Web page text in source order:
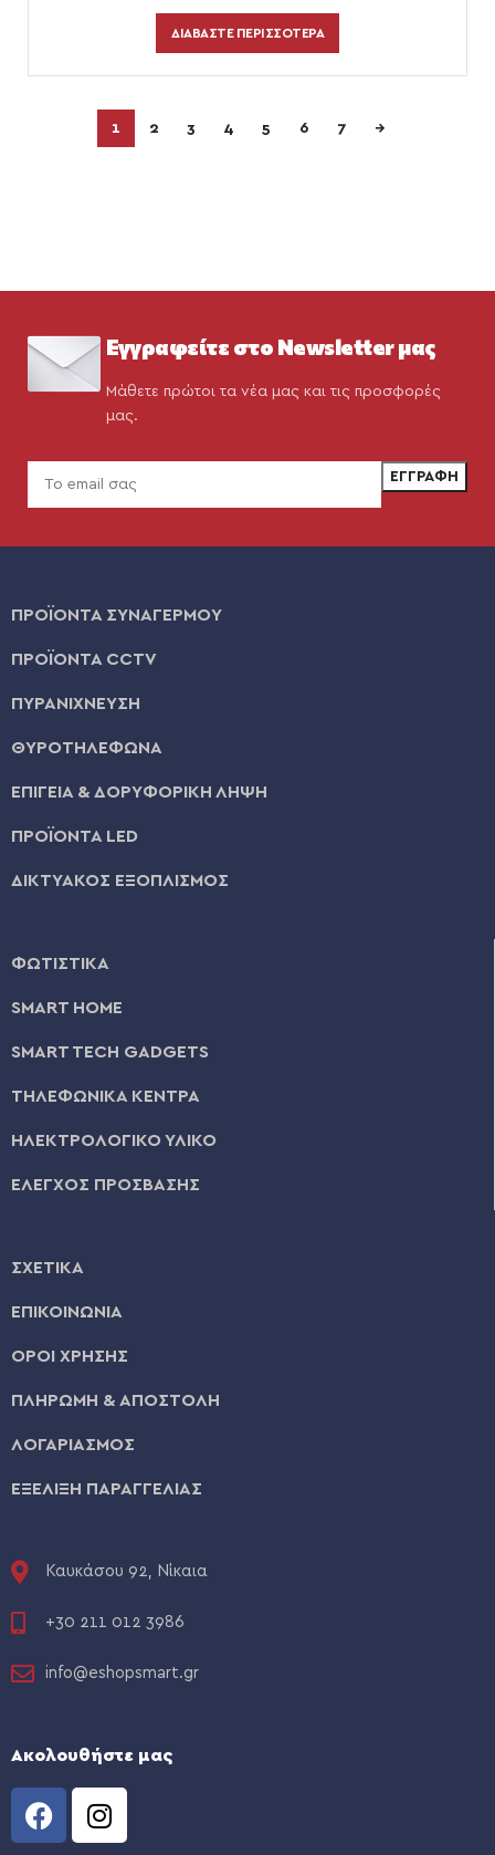
ΕΠΙΛΟΓΈΣ ΗΛΕΚΤΡΟΛΟΓΙΚΟΎ ΥΛΙΚΟΎ
ΔΙΑΒΆΣΤΕ ΠΕΡΙΣΣΌΤΕΡΑ
1 2 3 4 5 6 7 →
Εγγραφείτε στο Newsletter μας
Μάθετε πρώτοι τα νέα μας και τις προσφορές
μας.
ΠΡΟΪΟΝΤΑ ΣΥΝΑΓΕΡΜΟΥ
ΠΡΟΪΟΝΤΑ CCTV
ΠΥΡΑΝΙΧΝΕΥΣΗ
ΘΥΡΟΤΗΛΕΦΩΝΑ
ΕΠΙΓΕΙΑ & ΔΟΡΥΦΟΡΙΚΗ ΛΗΨΗ
ΠΡΟΪΟΝΤΑ LED
ΔΙΚΤΥΑΚΟΣ ΕΞΟΠΛΙΣΜΟΣ
ΦΩΤΙΣΤΙΚΑ
SMART HOME
SMART TECH GADGETS
ΤΗΛΕΦΩΝΙΚΑ ΚΕΝΤΡΑ
ΗΛΕΚΤΡΟΛΟΓΙΚΟ ΥΛΙΚΟ
ΕΛΕΓΧΟΣ ΠΡΟΣΒΑΣΗΣ
ΣΧΕΤΙΚΑ
ΕΠΙΚΟΙΝΩΝΙΑ
ΟΡΟΙ ΧΡΗΣΗΣ
ΠΛΗΡΩΜΗ & ΑΠΟΣΤΟΛΗ
ΛΟΓΑΡΙΑΣΜΟΣ
ΕΞΕΛΙΞΗ ΠΑΡΑΓΓΕΛΙΑΣ
Καυκάσου 92, Νίκαια
+30 211 012 3986
info@eshopsmart.gr
Ακολουθήστε μας